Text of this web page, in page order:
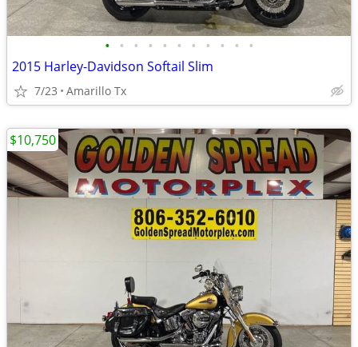
• • • • • • • • • • •
2015 Harley-Davidson Softail Slim
7/23 Amarillo Tx
$10,750